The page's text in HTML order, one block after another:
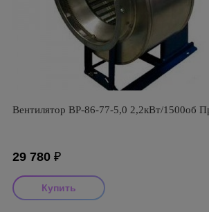
Вентилятор ВР-86-77-5,0 2,2кВт/1500об
29 780 ₽